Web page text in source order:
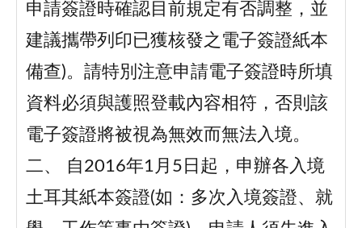
申請簽證時確認目前規定有否調整，並
建議攜帶列印已獲核發之電子簽證紙本
備查)。請特別注意申請電子簽證時所填
資料必須與護照登載內容相符，否則該
電子簽證將被視為無效而無法入境。
二、 自2016年1月5日起，申辦各入境
土耳其紙本簽證(如：多次入境簽證、就